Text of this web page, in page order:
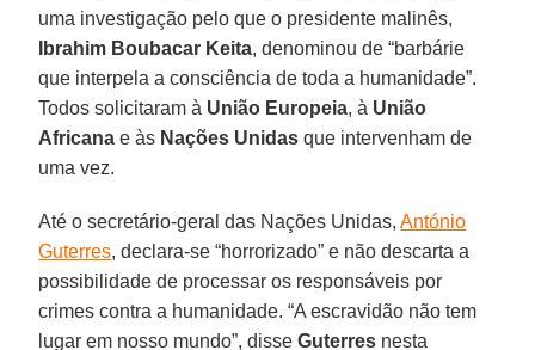
uma investigação pelo que o presidente malinês,
Ibrahim Boubacar Keita, denominou de “barbárie
que interpela a consciência de toda a humanidade”.
Todos solicitaram à União Europeia, à União
Africana e às Nações Unidas que intervenham de
uma vez.
Até o secretário-geral das Nações Unidas,António
Guterres, declara-se “horrorizado” e não descarta a
possibilidade de processar os responsáveis por
crimes contra a humanidade. “A escravidão não tem
lugar em nosso mundo”, disseGuterres nesta